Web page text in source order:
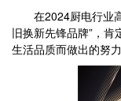
在2024厨电行业高
旧换新先锋品牌”，
生活品质而做出的努力